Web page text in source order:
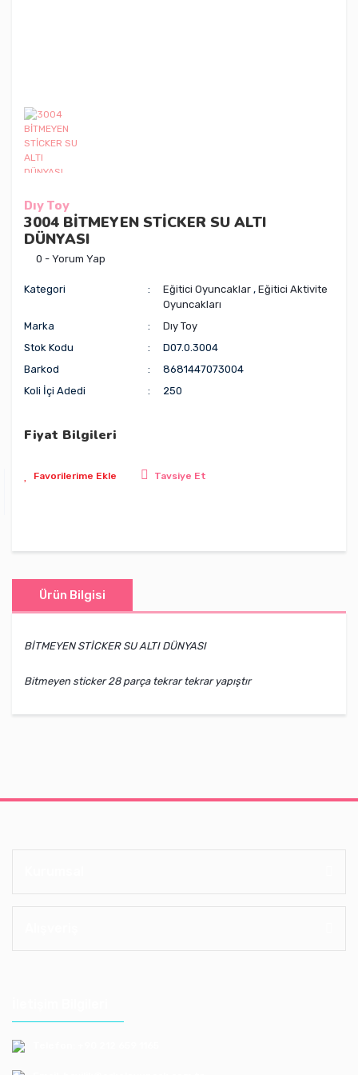
Dıy Toy
3004 BİTMEYEN STİCKER SU ALTI
DÜNYASI
0 - Yorum Yap
Kategori Eğitici Oyuncaklar ,Eğitici Aktivite
Oyuncakları
Marka
Dıy Toy
Stok Kodu
D07.0.3004
Barkod
8681447073004
Koli İçi Adedi
250
Fiyat Bilgileri
Tavsiye Et
Ürün Bilgisi
BİTMEYEN STİCKER SU ALTI DÜNYASI
Bitmeyen sticker 28 parça tekrar tekrar yapıştır